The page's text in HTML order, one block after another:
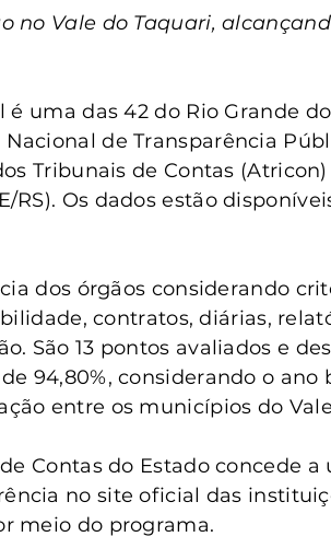
no Vale do Taquari,
é uma das 42 do Rio Grande
de Transparência
Tribunais de Contas
RS). Os dados estão
dos órgãos considerando
contratos, diárias,
São 13 pontos avaliados e
94,80%, considerando o ano
entre os municípios do
Contas do Estado concede
no site oficial das
meio do programa.